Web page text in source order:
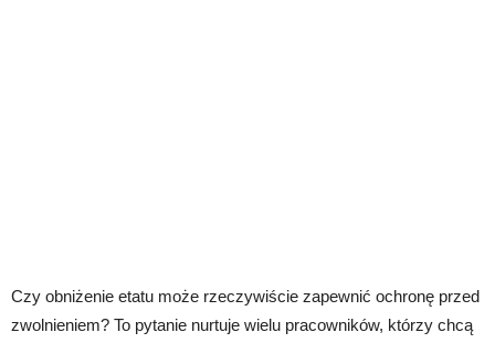
Czy obniżenie etatu może rzeczywiście zapewnić ochronę przed
zwolnieniem? To pytanie nurtuje wielu pracowników, którzy chcą